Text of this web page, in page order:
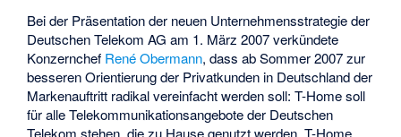
Bei der Präsentation der neuen Unternehmensstrategie der
Deutschen Telekom AG am 1. März 2007 verkündete
Konzernchef René Obermann, dass ab Sommer 2007 zur
besseren Orientierung der Privatkunden in Deutschland der
Markenauftritt radikal vereinfacht werden soll: T-Home soll
für alle Telekommunikationsangebote der Deutschen
Telekom stehen, die zu Hause genutzt werden. T-Home